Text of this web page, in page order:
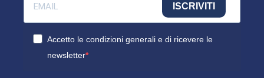
ISCRIVITI
Accetto le condizioni generali e di ricevere le
newsletter